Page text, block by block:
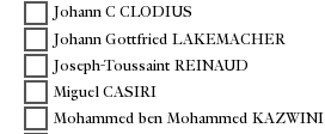
Johann C CLODIUS
Johann Gottfried LAKEMACHER
Joseph-Toussaint REINAUD
Miguel CASIRI
Mohammed ben Mohammed KAZWINI